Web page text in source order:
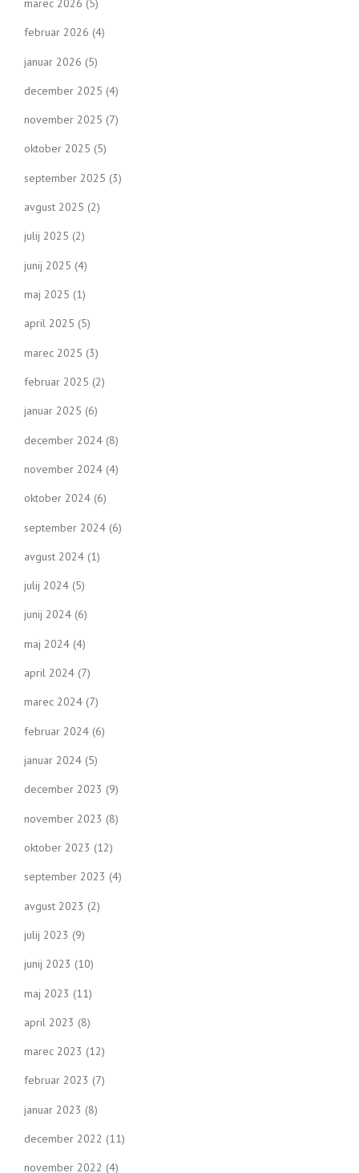
marec 2026 (5)
februar 2026 (4)
januar 2026 (5)
december 2025 (4)
november 2025 (7)
oktober 2025 (5)
september 2025 (3)
avgust 2025 (2)
julij 2025 (2)
junij 2025 (4)
maj 2025 (1)
april 2025 (5)
marec 2025 (3)
februar 2025 (2)
januar 2025 (6)
december 2024 (8)
november 2024 (4)
oktober 2024 (6)
september 2024 (6)
avgust 2024 (1)
julij 2024 (5)
junij 2024 (6)
maj 2024 (4)
april 2024 (7)
marec 2024 (7)
februar 2024 (6)
januar 2024 (5)
december 2023 (9)
november 2023 (8)
oktober 2023 (12)
september 2023 (4)
avgust 2023 (2)
julij 2023 (9)
junij 2023 (10)
maj 2023 (11)
april 2023 (8)
marec 2023 (12)
februar 2023 (7)
januar 2023 (8)
december 2022 (11)
november 2022 (4)